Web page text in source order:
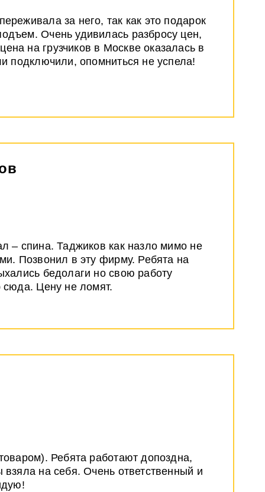
за него, так как это подарок
Очень удивилась разбросу цен,
на грузчиков в Москве оказалась в
подключили, опомниться не успела!
– спина. Таджиков как назло мимо не
Позвонил в эту фирму. Ребята на
бедолаги но свою работу
сюда. Цену не ломят.
Ребята работают допоздна,
на себя. Очень ответственный и